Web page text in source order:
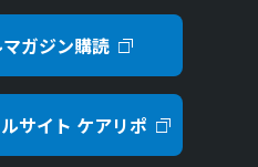
ガジン購読
サイト ケアリポ